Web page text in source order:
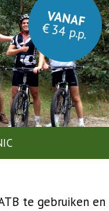
VANAF
€ 34 p.p.
te gebruiken en